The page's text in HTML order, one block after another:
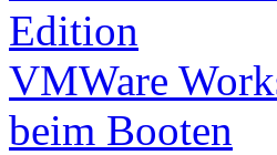
Edition
VMWare
beim Booten